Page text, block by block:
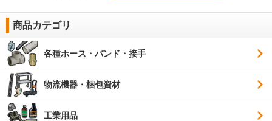
商品カテゴリ
各種ホース・バンド・接手
物流機器・梱包資材
工業用品